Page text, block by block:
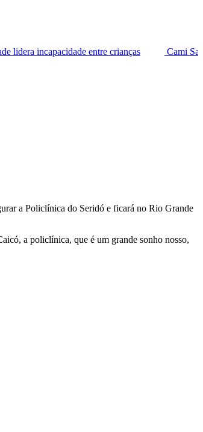
entre crianças
Cami Santiz leva Natal
a Policlínica do Seridó e ficará no Rio Grande
a policlínica, que é um grande sonho nosso,